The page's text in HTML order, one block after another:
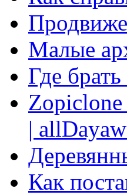
Малые
Где
|
Как